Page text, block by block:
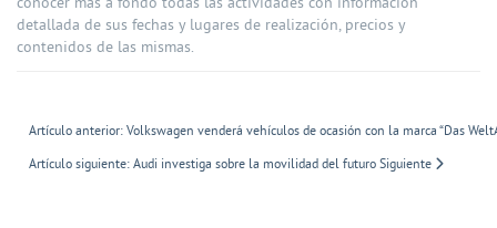
detallada de sus fechas y lugares de realización, precios y
contenidos de las mismas.
Artículo anterior: Volkswagen venderá vehículos de ocasión con la marca “Das
Artículo siguiente: Audi investiga sobre la movilidad del futuro Siguiente